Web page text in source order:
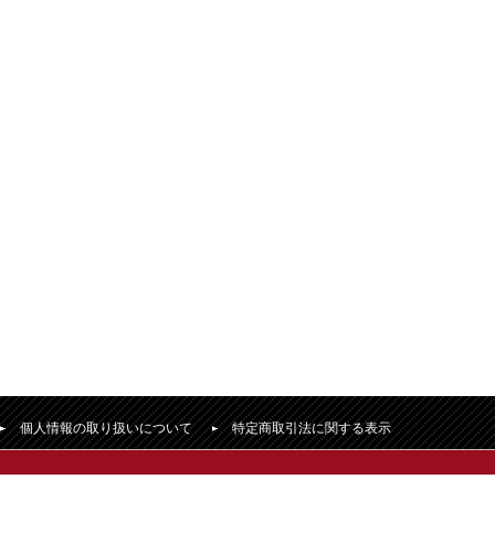
個人情報の取り扱いについて 特定商取引法に関する表示